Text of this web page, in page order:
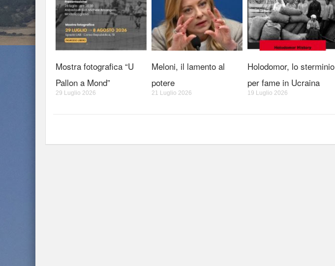
Mostra fotografica “U
Pallon a Mond”
29 Luglio 2026
Meloni, il lamento al
potere
21 Luglio 2026
Holodomor, lo sterminio
per fame in Ucraina
19 Luglio 2026